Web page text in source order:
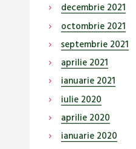
decembrie 2021
octombrie 2021
septembrie 2021
aprilie 2021
ianuarie 2021
iulie 2020
aprilie 2020
ianuarie 2020